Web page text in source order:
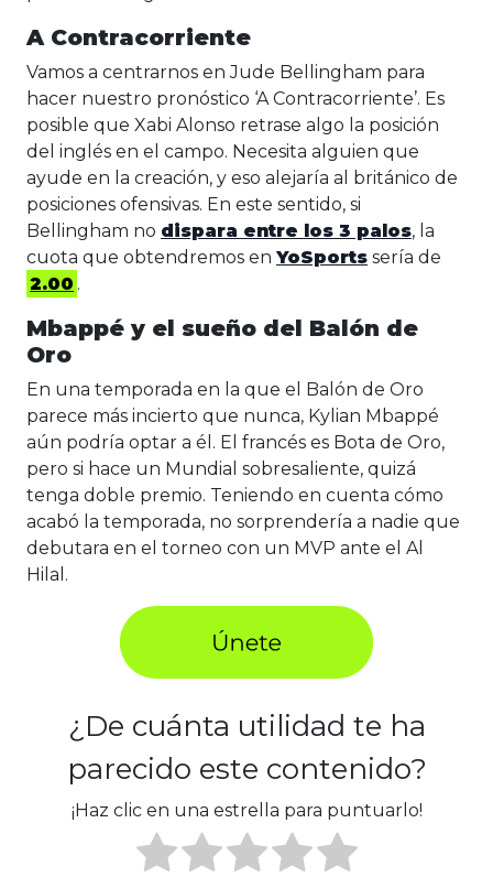
A Contracorriente
Vamos a centrarnos en Jude Bellingham para
hacer nuestro pronóstico ‘A Contracorriente’. Es
posible que Xabi Alonso retrase algo la posición
del inglés en el campo. Necesita alguien que
ayude en la creación, y eso alejaría al británico de
posiciones ofensivas. En este sentido, si
Bellingham no dispara entre los 3 palos, la
cuota que obtendremos en YoSports sería de
2.00 .
Mbappé y el sueño del Balón de
Oro
En una temporada en la que el Balón de Oro
parece más incierto que nunca, Kylian Mbappé
aún podría optar a él. El francés es Bota de Oro,
pero si hace un Mundial sobresaliente, quizá
tenga doble premio. Teniendo en cuenta cómo
acabó la temporada, no sorprendería a nadie que
debutara en el torneo con un MVP ante el Al
Hilal.
¿De cuánta utilidad te ha
parecido este contenido?
¡Haz clic en una estrella para puntuarlo!